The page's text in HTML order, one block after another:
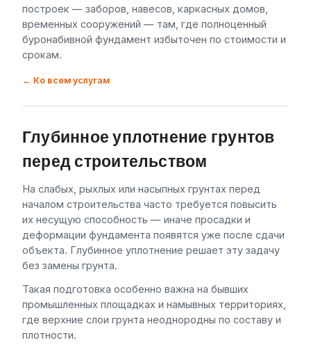
построек — заборов, навесов, каркасных домов,
временных сооружений — там, где полноценный
буронабивной фундамент избыточен по стоимости и
срокам.
← Ко всем услугам
Глубинное уплотнение грунтов
перед строительством
На слабых, рыхлых или насыпных грунтах перед
началом строительства часто требуется повысить
их несущую способность — иначе просадки и
деформации фундамента появятся уже после сдачи
объекта. Глубинное уплотнение решает эту задачу
без замены грунта.
Такая подготовка особенно важна на бывших
промышленных площадках и намывных территориях,
где верхние слои грунта неоднородны по составу и
плотности.